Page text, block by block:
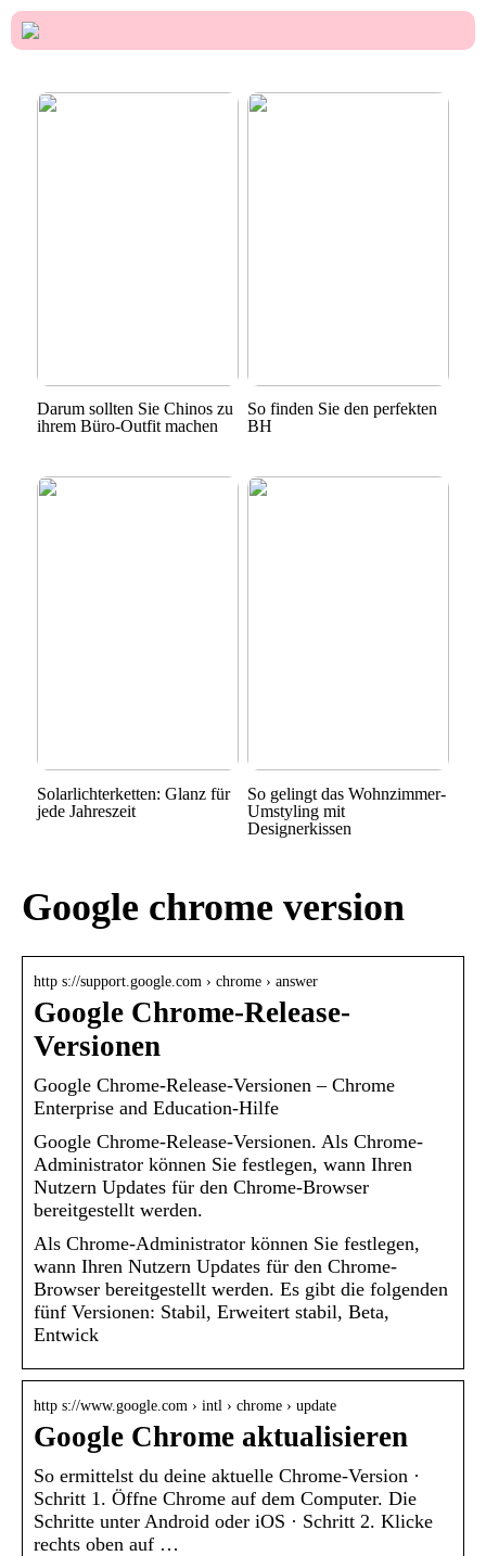
Darum sollten Sie Chinos zu
ihrem Büro-Outfit machen
So finden Sie den perfekten
BH
Solarlichterketten: Glanz für
jede Jahreszeit
So gelingt das Wohnzimmer-
Umstyling mit
Designerkissen
Google chrome version
http s://support.google.com › chrome › answer
Google Chrome-Release-
Versionen
Google Chrome-Release-Versionen – Chrome
Enterprise and Education-Hilfe
Google Chrome-Release-Versionen. Als Chrome-
Administrator können Sie festlegen, wann Ihren
Nutzern Updates für den Chrome-Browser
bereitgestellt werden.
Als Chrome-Administrator können Sie festlegen,
wann Ihren Nutzern Updates für den Chrome-
Browser bereitgestellt werden. Es gibt die folgenden
fünf Versionen: Stabil, Erweitert stabil, Beta,
Entwick
http s://www.google.com › intl › chrome › update
Google Chrome aktualisieren
So ermittelst du deine aktuelle Chrome-Version ·
Schritt 1. Öffne Chrome auf dem Computer. Die
Schritte unter Android oder iOS · Schritt 2. Klicke
rechts oben auf …